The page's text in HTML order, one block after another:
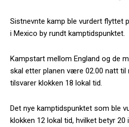
Sistnevnte kamp ble vurdert flyttet
i Mexico by rundt kamptidspunktet.
Kampstart mellom England og de
skal etter planen være 02.00 natt til
tilsvarer klokken 18 lokal tid.
Det nye kamptidspunktet som ble
klokken 12 lokal tid, hvilket betyr 20